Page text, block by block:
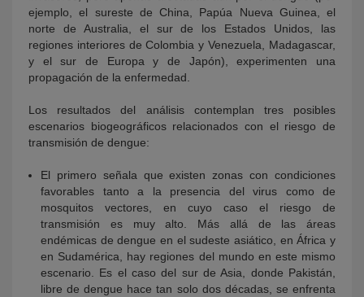
ejemplo, el sureste de China, Papúa Nueva Guinea, el
norte de Australia, el sur de los Estados Unidos, las
regiones interiores de Colombia y Venezuela, Madagascar,
y el sur de Europa y de Japón), experimenten una
propagación de la enfermedad.
Los resultados del análisis contemplan tres posibles
escenarios biogeográficos relacionados con el riesgo de
transmisión de dengue:
El primero señala que existen zonas con condiciones
favorables tanto a la presencia del virus como de
mosquitos vectores, en cuyo caso el riesgo de
transmisión es muy alto. Más allá de las áreas
endémicas de dengue en el sudeste asiático, en África y
en Sudamérica, hay regiones del mundo en este mismo
escenario. Es el caso del sur de Asia, donde Pakistán,
libre de dengue hace tan solo dos décadas, se enfrenta